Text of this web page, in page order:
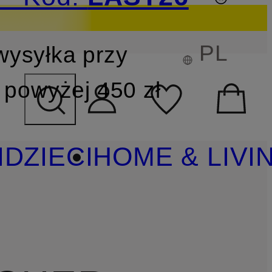
przy
450 zł
PL
DZIECIHOME &